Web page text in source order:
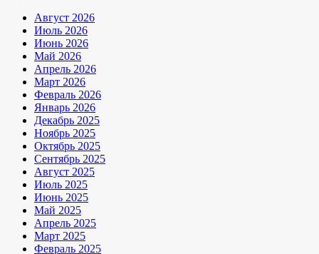
Август 2026
Июль 2026
Июнь 2026
Май 2026
Апрель 2026
Март 2026
Февраль 2026
Январь 2026
Декабрь 2025
Ноябрь 2025
Октябрь 2025
Сентябрь 2025
Август 2025
Июль 2025
Июнь 2025
Май 2025
Апрель 2025
Март 2025
Февраль 2025